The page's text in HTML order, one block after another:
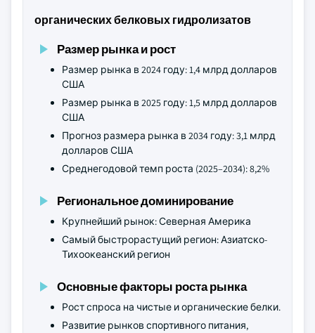
органических белковых гидролизатов
Размер рынка и рост
Размер рынка в 2024 году: 1,4 млрд долларов
США
Размер рынка в 2025 году: 1,5 млрд долларов
США
Прогноз размера рынка в 2034 году: 3,1 млрд
долларов США
Среднегодовой темп роста (2025–2034): 8,2%
Региональное доминирование
Крупнейший рынок: Северная Америка
Самый быстрорастущий регион: Азиатско-
Тихоокеанский регион
Основные факторы роста рынка
Рост спроса на чистые и органические белки.
Развитие рынков спортивного питания,